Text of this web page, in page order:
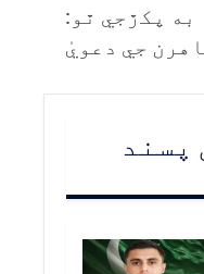
به پکڙجي ٿو:
جي دعويٰ
پسند